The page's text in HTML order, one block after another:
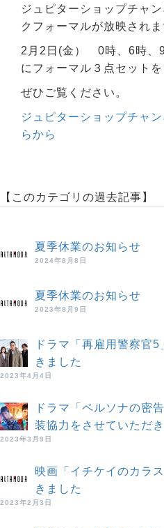
ジュピターショップチャ
クフォーマルが放映されま
2月2日(金） 0時、6時、
にフォーマル３点セットを
ぜひご覧ください。
ジュピターショップチャ
らから
【このカテゴリの過去記事】
夏季休業のお知らせ
2024年8月8日
夏季休業のお知らせ
2023年8月9日
ドラマ「再雇用警察官
きました
2023年4月4日
ドラマ「ペルソナの密
装協力をさせていただ
2023年3月9日
映画「イチケイのカラ
きました
2023年2月3日